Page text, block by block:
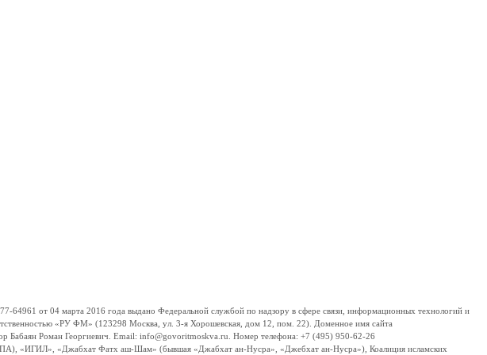
от 04 марта 2016 года выдано Федеральной службой по надзору в сфере связи, информационных технологий и
«РУ ФМ» (123298 Москва, ул. 3-я Хорошевская, дом 12, пом. 22). Доменное имя сайта
Бабаян Роман Георгиевич. Email: info@govoritmoskva.ru. Номер телефона: +7 (495) 950-62-26
«ИГИЛ», «Джабхат Фатх аш-Шам» (бывшая «Джабхат ан-Нусра», «Джебхат ан-Нусра»), Коалиция исламских